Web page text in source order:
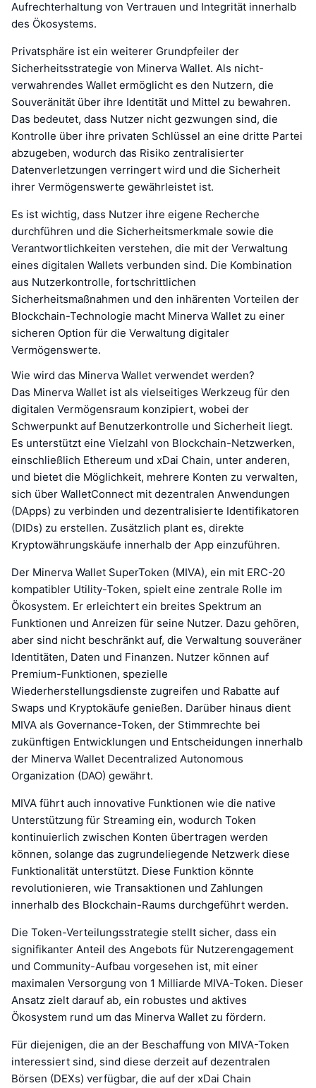
Aufrechterhaltung von Vertrauen und Integrität innerhalb
des Ökosystems.
Privatsphäre ist ein weiterer Grundpfeiler der
Sicherheitsstrategie von Minerva Wallet. Als nicht-
verwahrendes Wallet ermöglicht es den Nutzern, die
Souveränität über ihre Identität und Mittel zu bewahren.
Das bedeutet, dass Nutzer nicht gezwungen sind, die
Kontrolle über ihre privaten Schlüssel an eine dritte Partei
abzugeben, wodurch das Risiko zentralisierter
Datenverletzungen verringert wird und die Sicherheit
ihrer Vermögenswerte gewährleistet ist.
Es ist wichtig, dass Nutzer ihre eigene Recherche
durchführen und die Sicherheitsmerkmale sowie die
Verantwortlichkeiten verstehen, die mit der Verwaltung
eines digitalen Wallets verbunden sind. Die Kombination
aus Nutzerkontrolle, fortschrittlichen
Sicherheitsmaßnahmen und den inhärenten Vorteilen der
Blockchain-Technologie macht Minerva Wallet zu einer
sicheren Option für die Verwaltung digitaler
Vermögenswerte.
Wie wird das Minerva Wallet verwendet werden?
Das Minerva Wallet ist als vielseitiges Werkzeug für den
digitalen Vermögensraum konzipiert, wobei der
Schwerpunkt auf Benutzerkontrolle und Sicherheit liegt.
Es unterstützt eine Vielzahl von Blockchain-Netzwerken,
einschließlich Ethereum und xDai Chain, unter anderen,
und bietet die Möglichkeit, mehrere Konten zu verwalten,
sich über WalletConnect mit dezentralen Anwendungen
(DApps) zu verbinden und dezentralisierte Identifikatoren
(DIDs) zu erstellen. Zusätzlich plant es, direkte
Kryptowährungskäufe innerhalb der App einzuführen.
Der Minerva Wallet SuperToken (MIVA), ein mit ERC-20
kompatibler Utility-Token, spielt eine zentrale Rolle im
Ökosystem. Er erleichtert ein breites Spektrum an
Funktionen und Anreizen für seine Nutzer. Dazu gehören,
aber sind nicht beschränkt auf, die Verwaltung souveräner
Identitäten, Daten und Finanzen. Nutzer können auf
Premium-Funktionen, spezielle
Wiederherstellungsdienste zugreifen und Rabatte auf
Swaps und Kryptokäufe genießen. Darüber hinaus dient
MIVA als Governance-Token, der Stimmrechte bei
zukünftigen Entwicklungen und Entscheidungen innerhalb
der Minerva Wallet Decentralized Autonomous
Organization (DAO) gewährt.
MIVA führt auch innovative Funktionen wie die native
Unterstützung für Streaming ein, wodurch Token
kontinuierlich zwischen Konten übertragen werden
können, solange das zugrundeliegende Netzwerk diese
Funktionalität unterstützt. Diese Funktion könnte
revolutionieren, wie Transaktionen und Zahlungen
innerhalb des Blockchain-Raums durchgeführt werden.
Die Token-Verteilungsstrategie stellt sicher, dass ein
signifikanter Anteil des Angebots für Nutzerengagement
und Community-Aufbau vorgesehen ist, mit einer
maximalen Versorgung von 1 Milliarde MIVA-Token. Dieser
Ansatz zielt darauf ab, ein robustes und aktives
Ökosystem rund um das Minerva Wallet zu fördern.
Für diejenigen, die an der Beschaffung von MIVA-Token
interessiert sind, sind diese derzeit auf dezentralen
Börsen (DEXs) verfügbar, die auf der xDai Chain